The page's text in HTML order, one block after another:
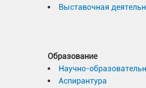
Выставочная
Образование
Научно-
Аспирантура